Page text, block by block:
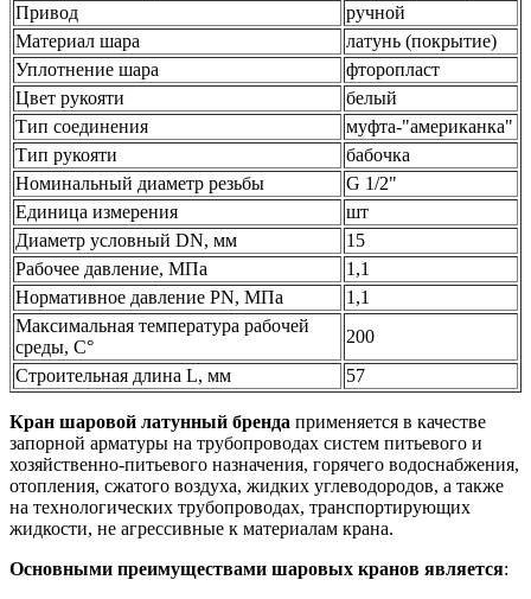
Привод
ручной
Материал шара
латунь (покрытие)
Уплотнение шара
фторопласт
Цвет рукояти
белый
Тип соединения
муфта-"американка"
Тип рукояти
бабочка
Номинальный диаметр резьбы
G 1/2"
Единица измерения
шт
Диаметр условный DN, мм
15
Рабочее давление, МПа
1,1
Нормативное давление PN, МПа
1,1
Максимальная температура рабочей
среды, С°
200
Строительная длина L, мм
57
Кран шаровой латунный бренда применяется в качестве
запорной арматуры на трубопроводах систем питьевого и
хозяйственно-питьевого назначения, горячего водоснабжения,
отопления, сжатого воздуха, жидких углеводородов, а также
на технологических трубопроводах, транспортирующих
жидкости, не агрессивные к материалам крана.
Основными преимуществами шаровых кранов является: